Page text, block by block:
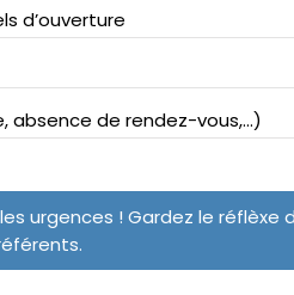
d’ouverture
absence de rendez-vous,...)
urgences ! Gardez le réflèxe